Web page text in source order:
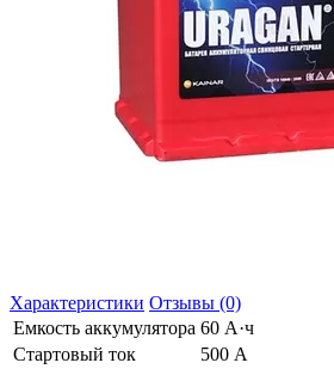
Характеристики Отзывы (0)
Емкость аккумулятора 60 А·ч
Стартовый ток
500 А